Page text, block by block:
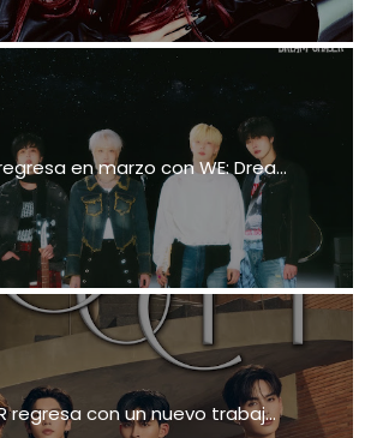
en marzo con WE: Drea...
regresa con un nuevo trabaj...